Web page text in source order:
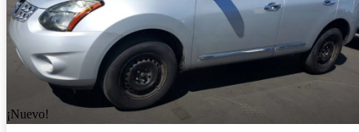
¡Nuevo!